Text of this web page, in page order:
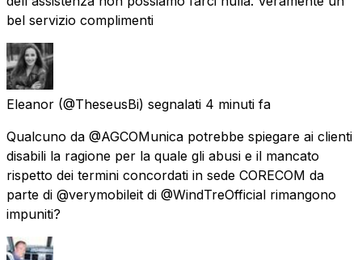
bel servizio complimenti
Eleanor (@TheseusBi) segnalati 4 minuti fa
Qualcuno da @AGCOMunica potrebbe spiegare ai clienti
disabili la ragione per la quale gli abusi e il mancato
rispetto dei termini concordati in sede CORECOM da
parte di @verymobileit di @WindTreOfficial rimangono
impuniti?